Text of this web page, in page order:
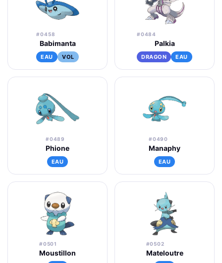
#0458
Babimanta
EAU VOL
#0484
Palkia
DRAGON EAU
#0489
Phione
EAU
#0490
Manaphy
EAU
#0501
Moustillon
#0502
Mateloutre